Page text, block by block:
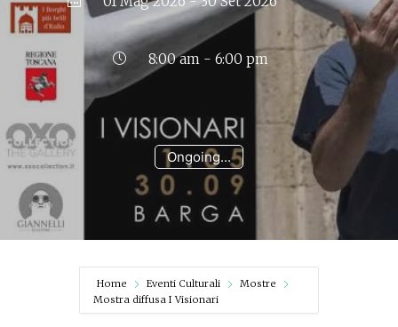
Ongoing...
8:00 am - 6:00 pm
Home Eventi Culturali
Mostre
Mostra diffusa I Visionari